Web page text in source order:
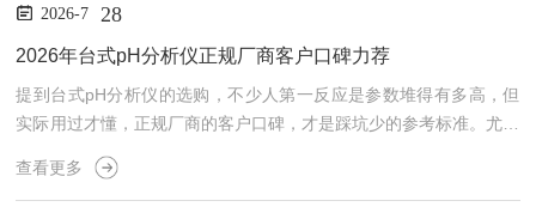
本过高等问题。要解决这些痛点，就需要一套科学、系统的选购逻
辑，同时结合靠谱供应商的产品特性与服务能力做出决策。首先要明
的...
2026-7 28
2026年台式pH分析仪正规厂商客户口碑力荐
提到台式pH分析仪的选购，不少人第一反应是参数堆得有多高，但
实际用过才懂，正规厂商的客户口碑，才是踩坑少的参考标准。尤其
到2026年，国产仪器在精度、稳定性上的突破，已经让口碑的权重
远超单一的宣传。不管是电力实验室的精密检测，还是制药厂的质控
查看更多